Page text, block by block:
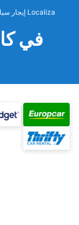
إيجار سيارات Localiza